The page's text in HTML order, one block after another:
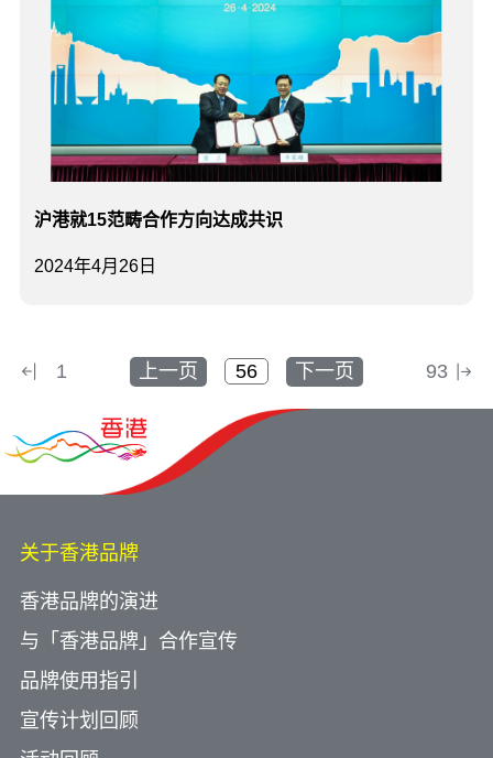
2024年4月26日
沪港就15范畴合作方向达成共识
1 上一页 下一页 93
关于香港品牌
香港品牌的演进
与「香港品牌」合作宣传
品牌使用指引
宣传计划回顾